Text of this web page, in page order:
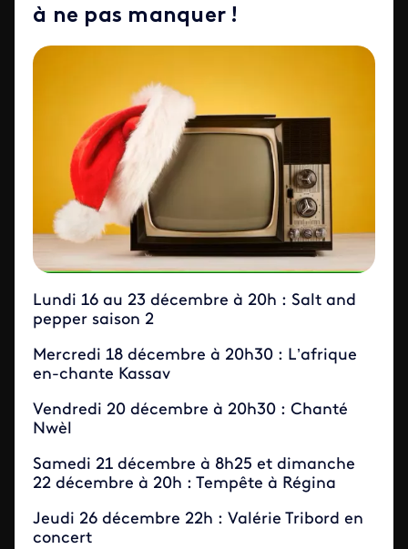
à ne pas manquer !
Lundi 16 au 23 décembre à 20h : Salt and
pepper saison 2
Mercredi 18 décembre à 20h30 : L’afrique
en-chante Kassav
Vendredi 20 décembre à 20h30 : Chanté
Nwèl
Samedi 21 décembre à 8h25 et dimanche
22 décembre à 20h : Tempête à Régina
Jeudi 26 décembre 22h : Valérie Tribord en
concert